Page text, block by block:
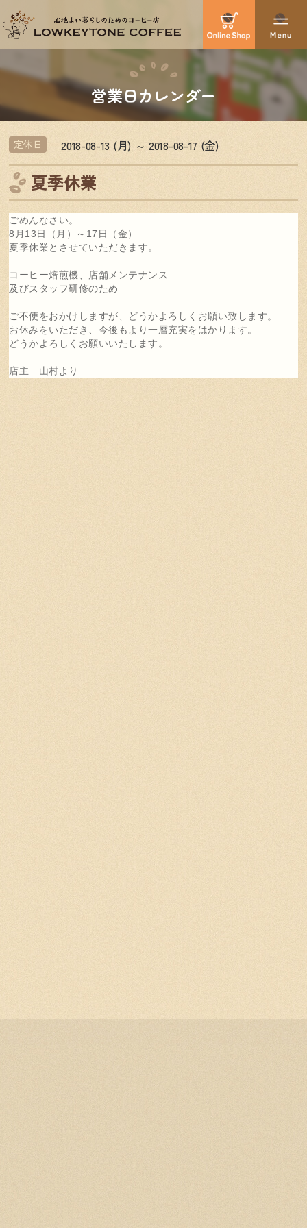
営業日カレンダー
定休日 2018-08-13 (月) ～ 2018-08-17 (金)
夏季休業
ごめんなさい。
8月13日（月）～17日（金）
夏季休業とさせていただきます。
コーヒー焙煎機、店舗メンテナンス
及びスタッフ研修のため
ご不便をおかけしますが、どうかよろしくお願い致します。
お休みをいただき、今後もより一層充実をはかります。
どうかよろしくお願いいたします。
店主 山村より